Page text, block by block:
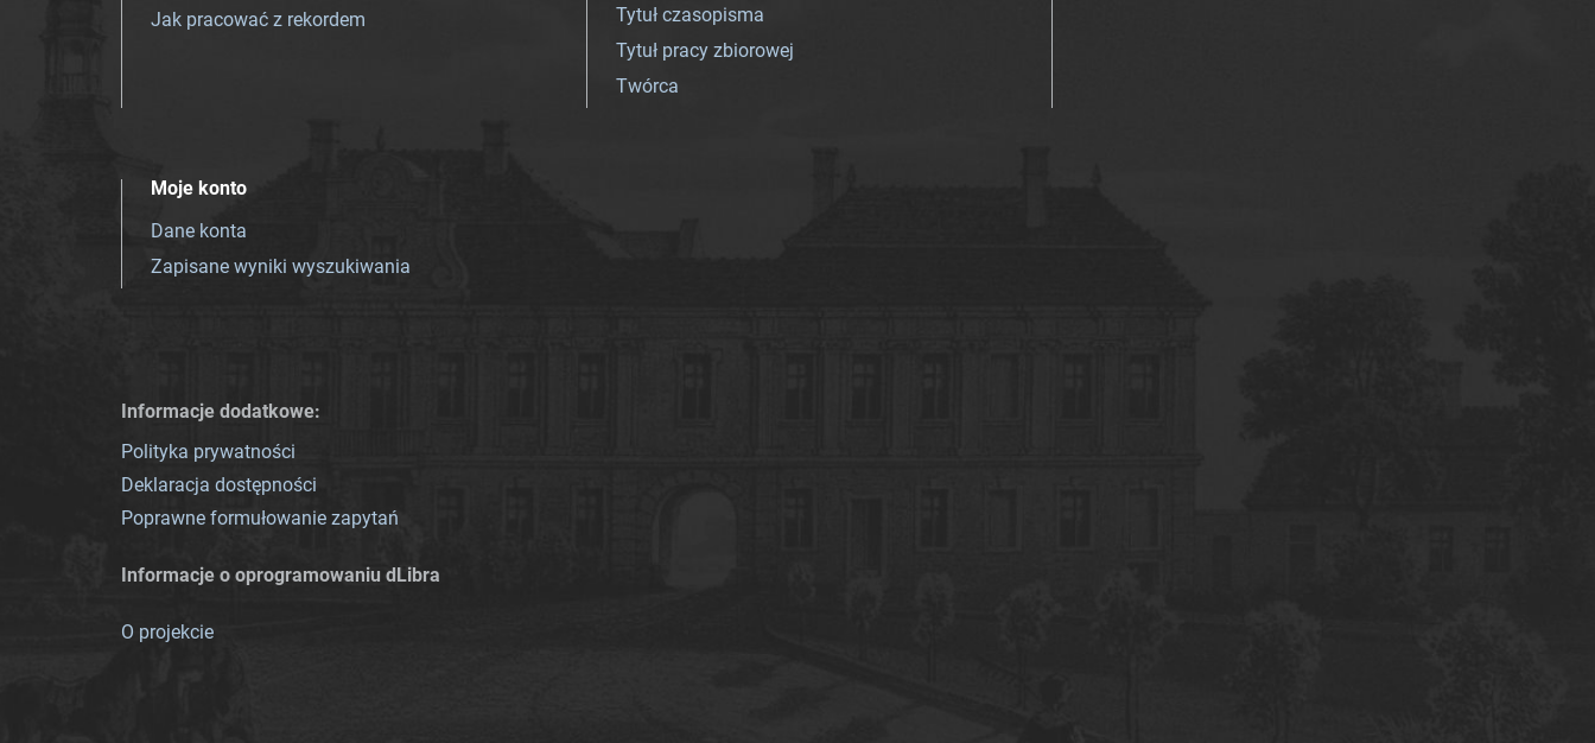
Jak pracować z rekordem
Tytuł czasopisma
Tytuł pracy zbiorowej
Twórca
Moje konto
Dane konta
Zapisane wyniki wyszukiwania
Informacje dodatkowe:
Polityka prywatności
Deklaracja dostępności
Poprawne formułowanie zapytań
Informacje o oprogramowaniu dLibra
O projekcie